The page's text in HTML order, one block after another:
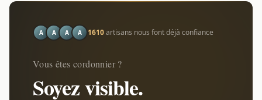
A A A A 1610artisans nous font déjà confiance
Vous êtes cordonnier ?
Soyez visible.